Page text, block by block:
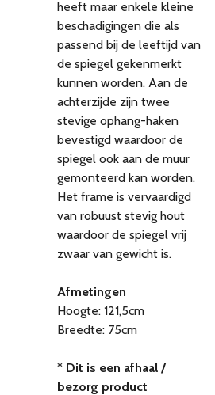
heeft maar enkele kleine
beschadigingen die als
passend bij de leeftijd van
de spiegel gekenmerkt
kunnen worden. Aan de
achterzijde zijn twee
stevige ophang-haken
bevestigd waardoor de
spiegel ook aan de muur
gemonteerd kan worden.
Het frame is vervaardigd
van robuust stevig hout
waardoor de spiegel vrij
zwaar van gewicht is.
Afmetingen
Hoogte: 121,5cm
Breedte: 75cm
* Dit is een afhaal /
bezorg product